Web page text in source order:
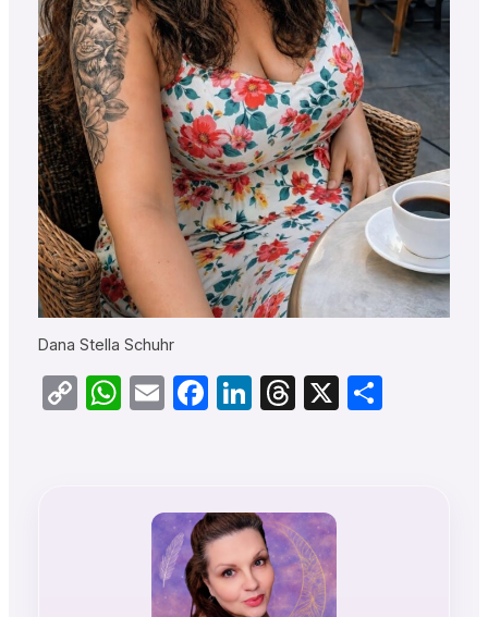
Dana Stella Schuhr
CopyWhatsApp
EmailFacebook
LinkedIn
Threads
X Teilen